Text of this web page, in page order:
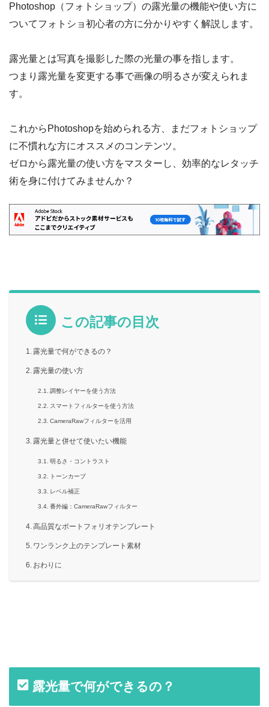
Photoshop（フォトショップ）の露光量の機能や使い方に
ついてフォトショ初心者の方に分かりやすく解説します。
露光量とは写真を撮影した際の光量の事を指します。
つまり露光量を変更する事で画像の明るさが変えられま
す。
これからPhotoshopを始められる方、まだフォトショップ
に不慣れな方にオススメのコンテンツ。
ゼロから露光量の使い方をマスターし、効率的なレタッチ
術を身に付けてみませんか？
この記事の目次
露光量で何ができるの？
露光量の使い方
調整レイヤーを使う方法
スマートフィルターを使う方法
CameraRawフィルターを活用
露光量と併せて使いたい機能
明るさ・コントラスト
トーンカーブ
レベル補正
番外編：CameraRawフィルター
高品質なポートフォリオテンプレート
ワンランク上のテンプレート素材
おわりに
露光量で何ができるの？